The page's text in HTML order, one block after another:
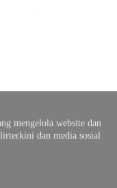
mengelola website dan
dan media sosial